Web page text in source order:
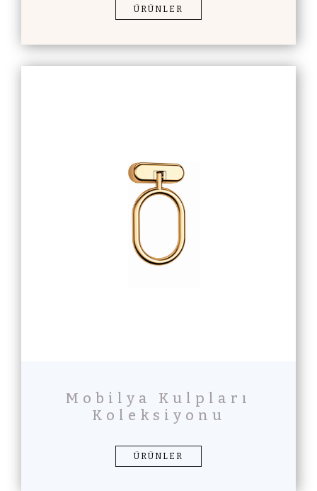
ÜRÜNLER
Mobilya Kulpları
Koleksiyonu
ÜRÜNLER